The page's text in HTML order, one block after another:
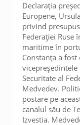
Declarația
Europene,
privind
Federației Ruse
maritime în
Constanța a
Securitate al
Medvedev.
postare pe
canalul său de
Izvestia.